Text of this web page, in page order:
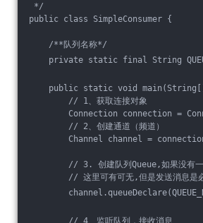
*/
public class SimpleConsumer {
/**队列名称*/
private static final String
public static void main(String[]
// 1、获取连接对象
Connection connection =
// 2、创建通道（频道）
Channel channel =
// 3. 创建队列Queue,如果没有一个名
// 这里可有可无,但是发送消息是必须
// 4、监听队列，接收消息